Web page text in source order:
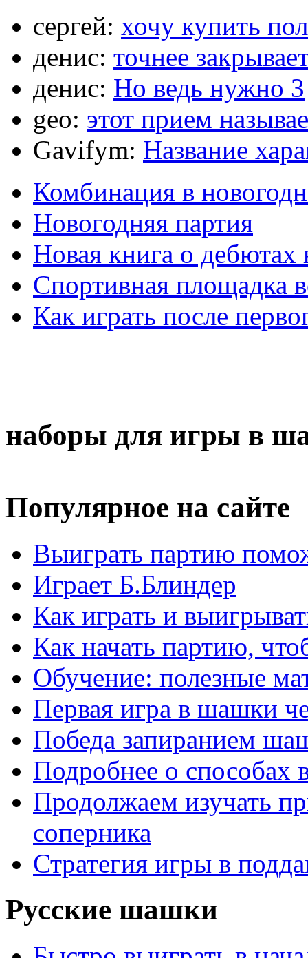
сергей: хочу купить
денис: точнее
денис: Но ведь нужно 3
geo: этот прием
Gavifym: Название
Комбинация в
Новогодняя партия
Новая книга о
Спортивная площадка
Как играть после
наборы для игры в
Популярное на сайте
Выиграть партию
Играет Б.Блиндер
Как играть и
Как начать партию,
Обучение: полезные
Первая игра в шашки
Победа запиранием
Подробнее о способах
Продолжаем изучать
соперника
Стратегия игры в
Русские шашки